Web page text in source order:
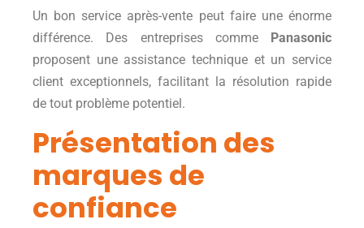
Un bon service après-vente peut faire une énorme
différence. Des entreprises comme Panasonic
proposent une assistance technique et un service
client exceptionnels, facilitant la résolution rapide
de tout problème potentiel.
Présentation des
marques de
confiance